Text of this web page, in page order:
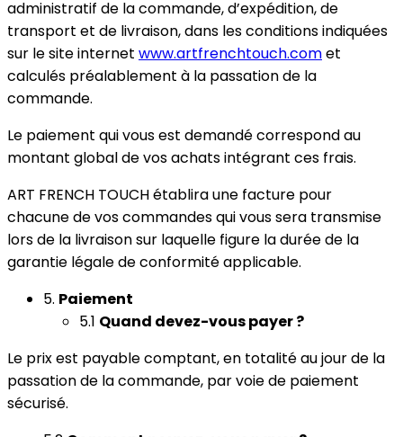
administratif de la commande, d’expédition, de
transport et de livraison, dans les conditions indiquées
sur le site internet www.artfrenchtouch.comet
calculés préalablement à la passation de la
commande.
Le paiement qui vous est demandé correspond au
montant global de vos achats intégrant ces frais.
ART FRENCH TOUCH établira une facture pour
chacune de vos commandes qui vous sera transmise
lors de la livraison sur laquelle figure la durée de la
garantie légale de conformité applicable.
5. Paiement
5.1 Quand devez-vous payer ?
Le prix est payable comptant, en totalité au jour de la
passation de la commande, par voie de paiement
sécurisé.